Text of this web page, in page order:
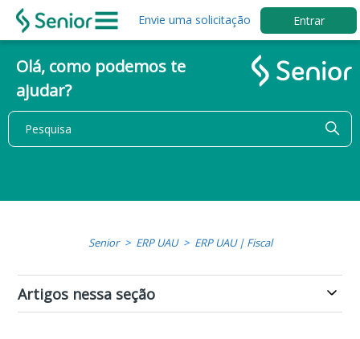
Envie uma solicitação Entrar
Olá, como podemos te
ajudar?
Senior ERP UAU ERP UAU | Fiscal
Artigos nessa seção